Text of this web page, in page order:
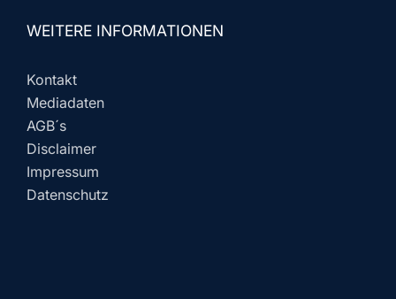
WEITERE INFORMATIONEN
Kontakt
Mediadaten
AGB´s
Disclaimer
Impressum
Datenschutz